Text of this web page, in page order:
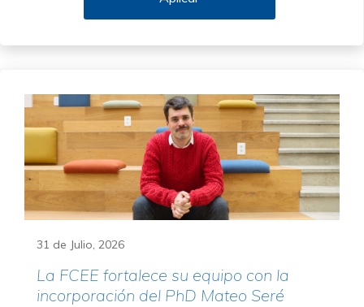
31 de Julio, 2026
La FCEE fortalece su equipo con la
incorporación del PhD Mateo Seré